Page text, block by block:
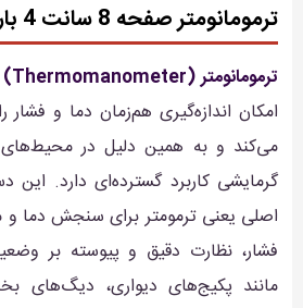
ترمومانومتر صفحه 8 سانت 4 بار 120 درجه
ترمومانومتر (Thermomanometer)
امکان اندازه‌گیری هم‌زمان دما و
می‌کند و به همین دلیل در
گرمایشی کاربرد گسترده‌ای دارد. این
اصلی یعنی ترمومتر برای سنجش دما و
فشار، نظارت دقیق و پیوسته بر
مانند پکیج‌های دیواری، دیگ‌های